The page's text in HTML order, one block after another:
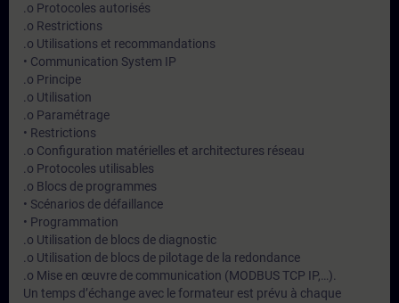
.o Protocoles autorisés
.o Restrictions
.o Utilisations et recommandations
• Communication System IP
.o Principe
.o Utilisation
.o Paramétrage
• Restrictions
.o Configuration matérielles et architectures réseau
.o Protocoles utilisables
.o Blocs de programmes
• Scénarios de défaillance
• Programmation
.o Utilisation de blocs de diagnostic
.o Utilisation de blocs de pilotage de la redondance
.o Mise en œuvre de communication (MODBUS TCP IP,…).
Un temps d’échange avec le formateur est prévu à chaque